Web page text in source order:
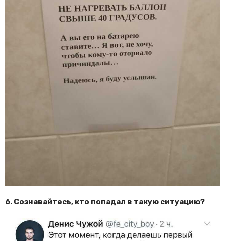
6. Сознавайтесь, кто попадал в такую ситуацию?